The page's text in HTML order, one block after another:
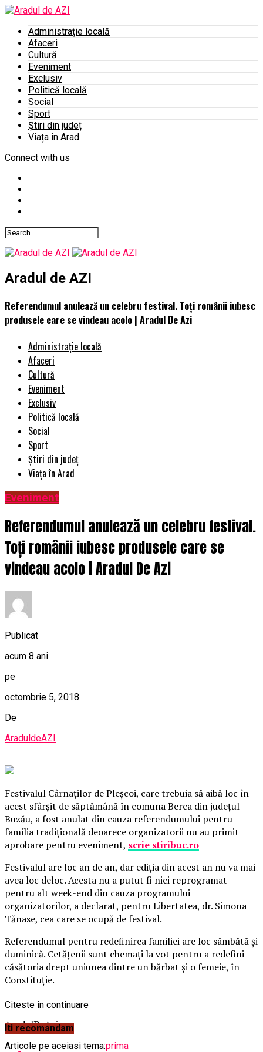
Administrație locală
Afaceri
Cultură
Eveniment
Exclusiv
Politică locală
Social
Sport
Știri din județ
Viața în Arad
Connect with us
Aradul de AZI
Referendumul anulează un celebru festival. Toți românii iubesc
produsele care se vindeau acolo | Aradul De Azi
Administrație locală
Afaceri
Cultură
Eveniment
Exclusiv
Politică locală
Social
Sport
Știri din județ
Viața în Arad
Eveniment
Referendumul anulează un celebru festival.
Toți românii iubesc produsele care se
vindeau acolo | Aradul De Azi
Publicat
acum 8 ani
pe
octombrie 5, 2018
De
AraduldeAZI
Festivalul Cârnaţilor de Pleşcoi, care trebuia să aibă loc în
acest sfârşit de săptămână în comuna Berca din judeţul
Buzău, a fost anulat din cauza referendumului pentru
familia tradiţională deoarece organizatorii nu au primit
aprobare pentru eveniment, scrie stiribuc.ro
Festivalul are loc an de an, dar ediţia din acest an nu va mai
avea loc deloc.Acesta nu a putut fi nici reprogramat
pentru alt week-end din cauza programului
organizatorilor, a declarat, pentru Libertatea, dr. Simona
Tănase, cea care se ocupă de festival.
Referendumul pentru redefinirea familiei are loc sâmbătă şi
duminică. Cetăţenii sunt chemaţi la vot pentru a redefini
căsătoria drept uniunea dintre un bărbat şi o femeie, în
Constituţie.
AradulDeAzi.ro
Articole pe aceiasi tema:prima
Citeste in continuare
Iti recomandam